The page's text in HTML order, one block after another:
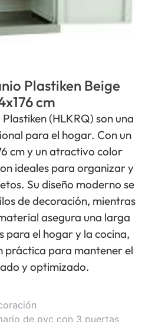
Plastiken Beige
cm
(HLKRQ) son una
para el hogar. Con un
cm y un atractivo color
ideales para organizar y
Su diseño moderno se
de decoración, mientras
asegura una larga
para el hogar y la cocina,
práctica para mantener el
y optimizado.
de pvc con 3 puertas